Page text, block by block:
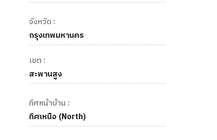
จังหวัด :
กรุงเทพมหานคร
เขต :
สะพานสูง
ทิศหน้าบ้าน :
ทิศเหนือ (North)